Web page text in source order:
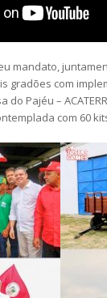
mandato,
gradões com
do Pajéu –
com 60